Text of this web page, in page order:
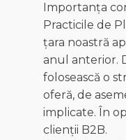
Importanța
Practicile de
țara noastră
anul anterior.
folosească o
oferă, de
implicate. În
clienții B2B.